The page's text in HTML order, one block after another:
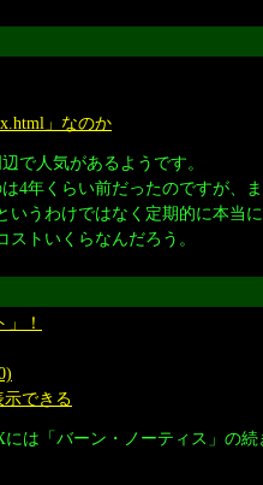
」なのか
で人気があるようです。
4年くらい前だったのですが、
うわけではなく定期的に本当
トいくらなんだろう。
！
示できる
は「バーン・ノーティス」の続